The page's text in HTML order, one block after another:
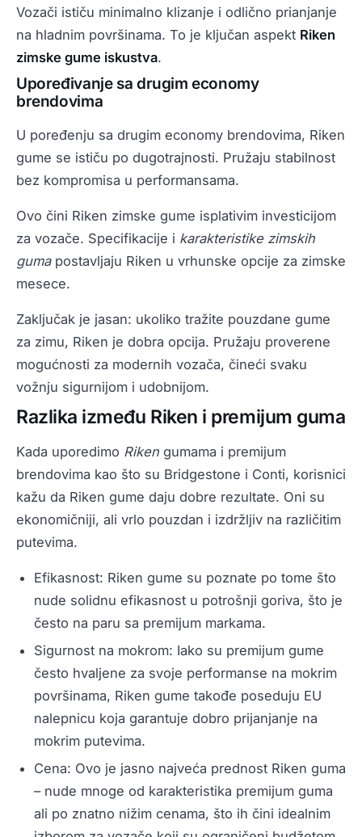
Vozači ističu minimalno klizanje i odlično prianjanje
na hladnim površinama. To je ključan aspekt Riken
zimske gume iskustva.
Upoređivanje sa drugim economy
brendovima
U poređenju sa drugim economy brendovima, Riken
gume se ističu po dugotrajnosti. Pružaju stabilnost
bez kompromisa u performansama.
Ovo čini Riken zimske gume isplativim investicijom
za vozače. Specifikacije i karakteristike zimskih
gumapostavljaju Riken u vrhunske opcije za zimske
mesece.
Zaključak je jasan: ukoliko tražite pouzdane gume
za zimu, Riken je dobra opcija. Pružaju proverene
mogućnosti za modernih vozača, čineći svaku
vožnju sigurnijom i udobnijom.
Razlika između Riken i premijum guma
Kada uporedimo Riken gumama i premijum
brendovima kao što su Bridgestone i Conti, korisnici
kažu da Riken gume daju dobre rezultate. Oni su
ekonomičniji, ali vrlo pouzdan i izdržljiv na različitim
putevima.
Efikasnost: Riken gume su poznate po tome što
nude solidnu efikasnost u potrošnji goriva, što je
često na paru sa premijum markama.
Sigurnost na mokrom: Iako su premijum gume
često hvaljene za svoje performanse na mokrim
površinama, Riken gume takođe poseduju EU
nalepnicu koja garantuje dobro prijanjanje na
mokrim putevima.
Cena: Ovo je jasno najveća prednost Riken guma
– nude mnoge od karakteristika premijum guma
ali po znatno nižim cenama, što ih čini idealnim